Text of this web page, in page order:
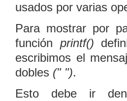
usados por varias
Para mostrar por
función printf()
escribimos el
dobles (" ").
Esto debe ir